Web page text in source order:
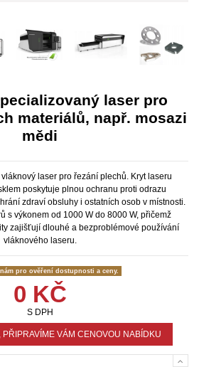
laser pro
materiálů, např. mosazi
mědi
laser pro řezání plechů. Kryt laseru
poskytuje plnou ochranu proti odrazu
zdraví obsluhy i ostatních osob v místnosti.
s výkonem od 1000 W do 8000 W, přičemž
zajišťují dlouhé a bezproblémové používání
vláknového laseru.
pro ověření dostupnosti a ceny.
0 KČ
S DPH
PŘIPRAVÍME VÁM CENOVOU NABÍDKU